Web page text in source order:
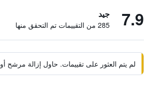
7.9 جيد
285 من التقييمات تم التحقق منها
لم يتم العثور على تقييمات. حاول إزالة